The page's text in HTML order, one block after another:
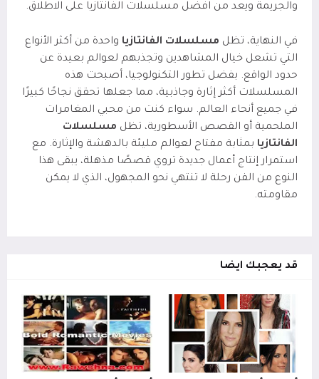
والجريمة ويعد من افضل مسلسلات الفانتازيا على الاطلاق.
في النهاية، تظل مسلسلات الفانتازيا واحدة من أكثر الأنواع
التي تشعل خيال المشاهدين وتجذبهم لعوالم بعيدة عن
حدود الواقع. بفضل تطور التكنولوجيا، أصبحت هذه
المسلسلات أكثر إثارة وجاذبية، مما جعلها تحقق نجاحًا كبيرًا
في جميع أنحاء العالم. سواء كنت من محبي المغامرات
الملحمية أو القصص الأسطورية، تظل مسلسلات
الفانتازيا بمثابة مفتاح لعوالم مليئة بالدهشة والإثارة. مع
استمرار إنتاج أعمال جديدة تروي قصصًا مذهلة، يبقى هذا
النوع من الفن رحلة لا تنتهي نحو المجهول، الذي لا يمكن
مقاومته.
قد يعجبك ايضا